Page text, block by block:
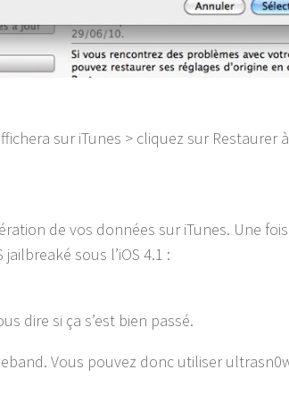
sur iTunes > cliquez sur Restaurer
de vos données sur iTunes. Une
sous l’iOS 4.1 :
dire si ça s’est bien passé.
Vous pouvez donc utiliser